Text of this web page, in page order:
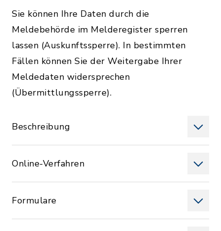
Sie können Ihre Daten durch die
Meldebehörde im Melderegister sperren
lassen (Auskunftssperre). In bestimmten
Fällen können Sie der Weitergabe Ihrer
Meldedaten widersprechen
(Übermittlungssperre).
Beschreibung
Online-Verfahren
Formulare